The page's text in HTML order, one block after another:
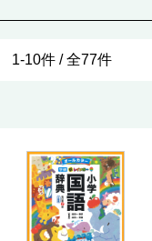
1-10件 / 全77件